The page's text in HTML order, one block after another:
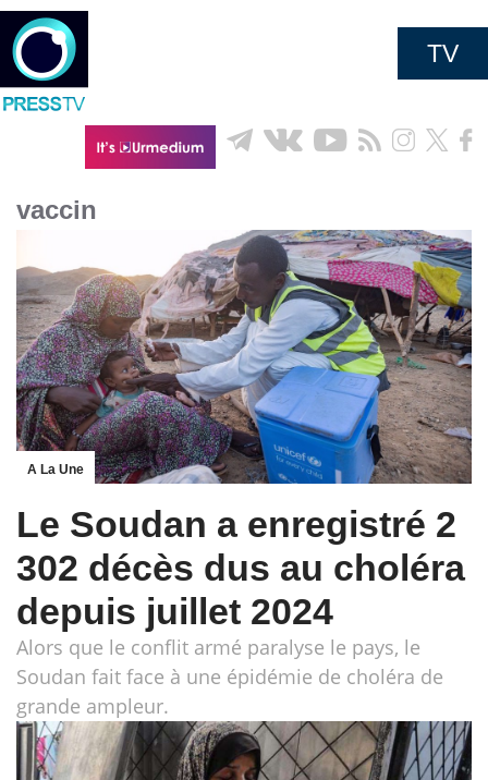
TV
vaccin
A La Une
Le Soudan a enregistré 2
302 décès dus au choléra
depuis juillet 2024
Alors que le conflit armé paralyse le pays, le
Soudan fait face à une épidémie de choléra de
grande ampleur.